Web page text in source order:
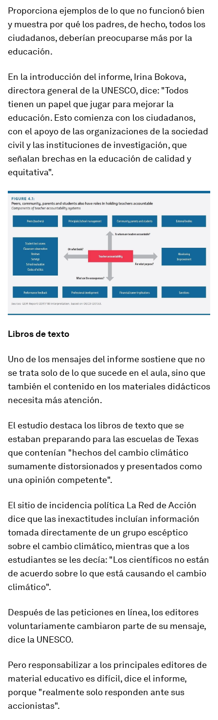
Proporciona ejemplos de lo que no funcionó bien
y muestra por qué los padres, de hecho, todos los
ciudadanos, deberían preocuparse más por la
educación.
En la introducción del informe, Irina Bokova,
directora general de la UNESCO, dice: "Todos
tienen un papel que jugar para mejorar la
educación. Esto comienza con los ciudadanos,
con el apoyo de las organizaciones de la sociedad
civil y las instituciones de investigación, que
señalan brechas en la educación de calidad y
equitativa".
Libros de texto
Uno de los mensajes del informe sostiene que no
se trata solo de lo que sucede en el aula, sino que
también el contenido en los materiales didácticos
necesita más atención.
El estudio destaca los libros de texto que se
estaban preparando para las escuelas de Texas
que contenían "hechos del cambio climático
sumamente distorsionados y presentados como
una opinión competente".
El sitio de incidencia política La Red de Acción
dice que las inexactitudes incluían información
tomada directamente de un grupo escéptico
sobre el cambio climático, mientras que a los
estudiantes se les decía: "Los científicos no están
de acuerdo sobre lo que está causando el cambio
climático".
Después de las peticiones en línea, los editores
voluntariamente cambiaron parte de su mensaje,
dice la UNESCO.
Pero responsabilizar a los principales editores de
material educativo es difícil, dice el informe,
porque "realmente solo responden ante sus
accionistas".